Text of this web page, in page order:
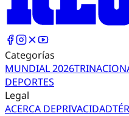
Categorías
MUNDIAL 2026TRI
DEPORTES
Legal
ACERCA DEPRIVACIDAD